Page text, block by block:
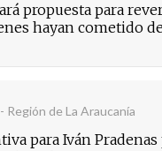
propuesta para
hayan cometido
- Región de La Araucanía
para Iván Pradenas